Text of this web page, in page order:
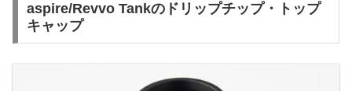
aspire/Revvo Tankのドリップチップ・トップ
キャップ